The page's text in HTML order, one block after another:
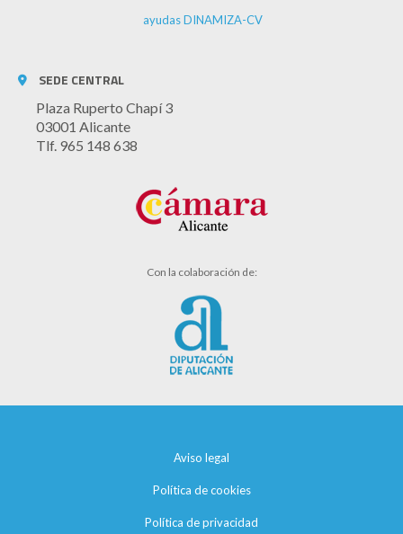
ayudas DINAMIZA-CV
SEDE CENTRAL
Plaza Ruperto Chapí 3
03001 Alicante
Tlf. 965 148 638
Con la colaboración de:
Aviso legal
Política de cookies
Política de privacidad